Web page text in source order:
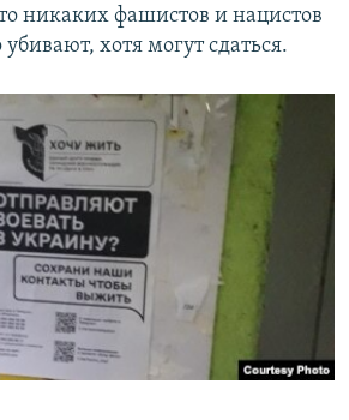
никаких фашистов и нацистов
хотя могут сдаться.